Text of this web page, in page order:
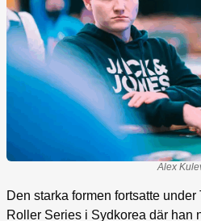
Alex
Den starka formen fortsatte
Roller Series i Sydkorea där han